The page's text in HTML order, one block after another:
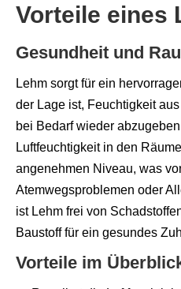
Vorteile eines
Gesundheit und
Lehm sorgt für ein
der Lage ist, Feuchtigkeit
bei Bedarf wieder
Luftfeuchtigkeit in den
angenehmen Niveau, was
Atemwegsproblemen oder
ist Lehm frei von
Baustoff für ein gesundes
Vorteile im